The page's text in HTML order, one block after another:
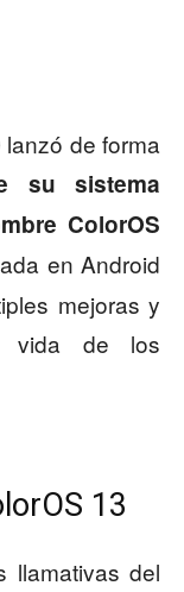
de forma
su sistema
ColorOS
en Android
mejoras y
vida de los
13
llamativas del